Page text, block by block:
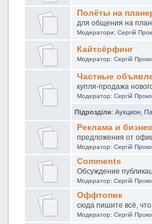
Полёты на
для общения на
Модератори:Сергій
Кайтсёрфинг
Модератор:Сергій
Частные
купля-продажа
Модератор:Сергій
Підрозділи:Аукцион
Реклама и
предложения от
Модератор:Сергій
Comments
Обсуждение
Модератор:Сергій
Оффтопик
сюда пишите всё,
Модератор:Сергій